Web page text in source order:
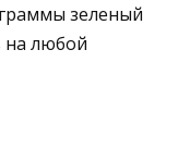
зеленый
на любой